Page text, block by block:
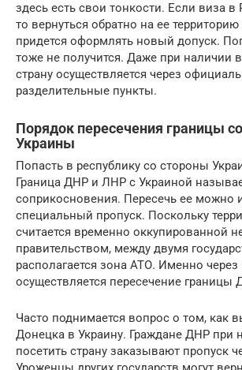
здесь есть свои тонкости. Если виза
то вернуться обратно на ее
придется оформлять новый допуск.
тоже не получится. Даже при наличии
страну осуществляется через
разделительные пункты.
Порядок пересечения границы
Украины
Попасть в республику со стороны
Граница ДНР и ЛНР с Украиной
соприкосновения. Пересечь ее можно
специальный пропуск. Поскольку
считается временно оккупированной
правительством, между двумя
располагается зона АТО. Именно через
осуществляется пересечение границы
Часто поднимается вопрос о том, как
Донецка в Украину. Граждане ДНР при
посетить страну заказывают пропуск